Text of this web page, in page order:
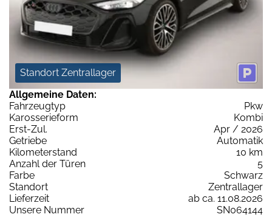
Standort Zentrallager
Allgemeine Daten:
Fahrzeugtyp
Pkw
Karosserieform
Kombi
Erst-Zul.
Apr / 2026
Getriebe
Automatik
Kilometerstand
10 km
Anzahl der Türen
5
Farbe
Schwarz
Standort
Zentrallager
Lieferzeit
ab ca. 11.08.2026
Unsere Nummer
SN064144